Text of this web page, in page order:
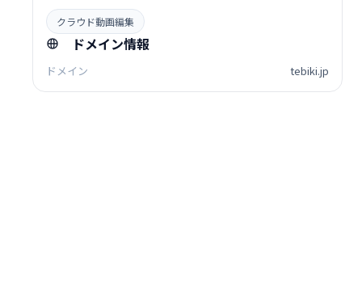
クラウド動画編集
ドメイン情報
ドメイン tebiki.jp